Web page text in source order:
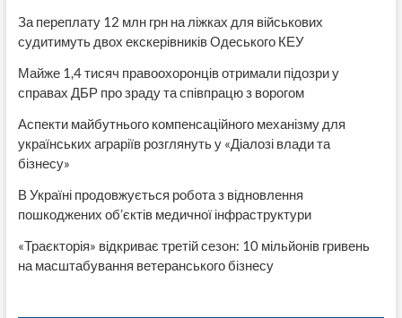
За переплату 12 млн грн на ліжках для військових
судитимуть двох екскерівників Одеського КЕУ
Майже 1,4 тисяч правоохоронців отримали підозри у
справах ДБР про зраду та співпрацю з ворогом
Аспекти майбутнього компенсаційного механізму для
українських аграріїв розглянуть у «Діалозі влади та
бізнесу»
В Україні продовжується робота з відновлення
пошкоджених об’єктів медичної інфраструктури
«Траєкторія» відкриває третій сезон: 10 мільйонів гривень
на масштабування ветеранського бізнесу